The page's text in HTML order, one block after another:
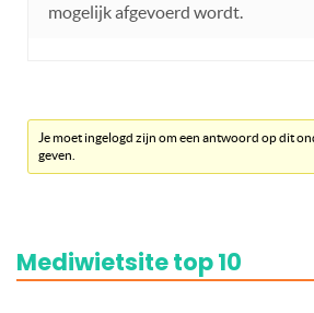
mogelijk afgevoerd wordt.
Je moet ingelogd zijn om een antwoord op dit
geven.
Mediwietsite top 10